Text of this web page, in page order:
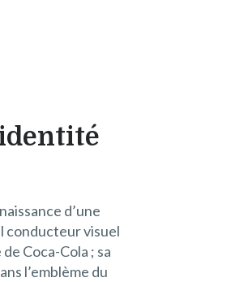
d’une
conducteur visuel
Coca-Cola ; sa
l’emblème du